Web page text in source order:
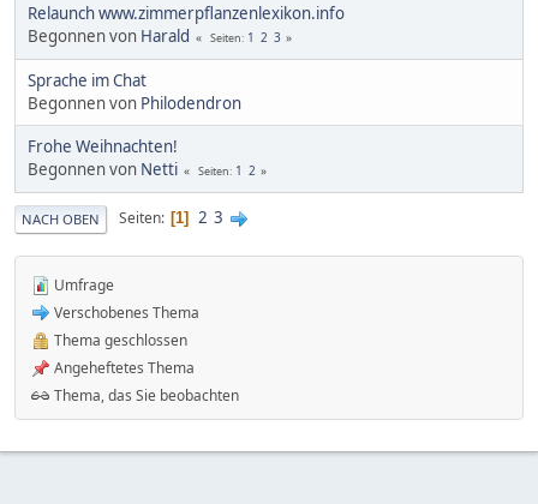
Relaunch www.zimmerpflanzenlexikon.info
Begonnen von Harald Seiten 1 2 3
Sprache im Chat
Begonnen von Philodendron
Frohe Weihnachten!
Begonnen von Netti Seiten 1 2
NACH OBEN Seiten 1 2 3
Umfrage
Verschobenes Thema
Thema geschlossen
Angeheftetes Thema
Thema, das Sie beobachten